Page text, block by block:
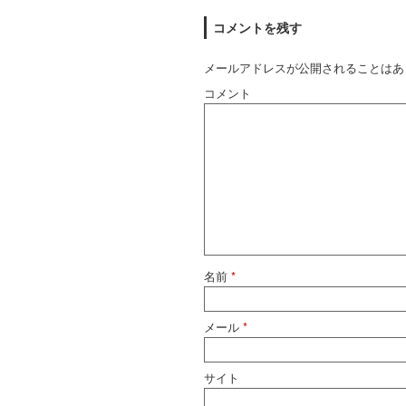
コメントを残す
メールアドレスが公開されることは
コメント
名前 *
メール *
サイト